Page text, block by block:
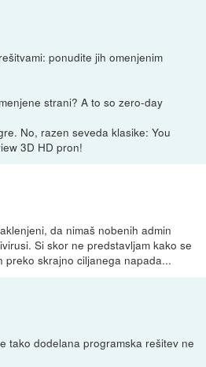
ponudite jih omenjenim
strani? A to so zero-day
No, razen seveda klasike: You
3D HD pron!
da nimaš nobenih admin
Si skor ne predstavljam kako se
preko skrajno ciljanega napada...
tako dodelana programska rešitev ne